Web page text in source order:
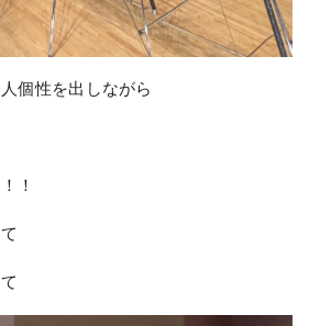
個性を出しながら
！